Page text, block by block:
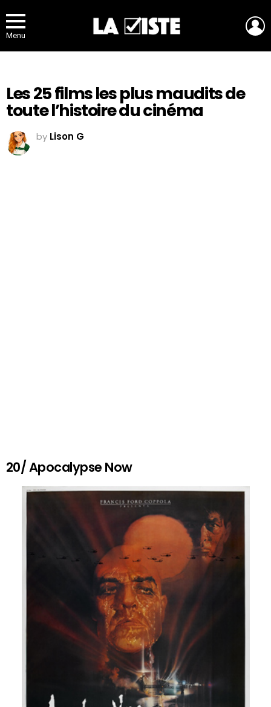
Menu
Les 25 films les plus maudits de
toute l’histoire du cinéma
by Lison G
20/ Apocalypse Now